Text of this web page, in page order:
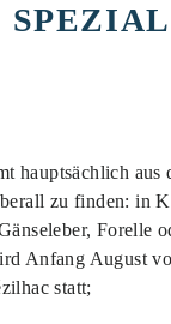
hauptsächlich
zu finden: in
Anfang August
statt;